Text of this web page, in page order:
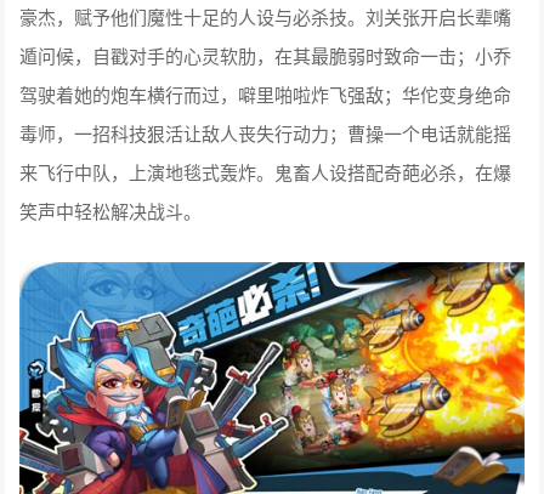
豪杰，赋予他们魔性十足的人设与必杀技。刘关张开启长辈嘴
遁问候，自戳对手的心灵软肋，在其最脆弱时致命一击；小乔
驾驶着她的炮车横行而过，噼里啪啦炸飞强敌；华佗变身绝命
毒师，一招科技狠活让敌人丧失行动力；曹操一个电话就能摇
来飞行中队，上演地毯式轰炸。鬼畜人设搭配奇葩必杀，在爆
笑声中轻松解决战斗。